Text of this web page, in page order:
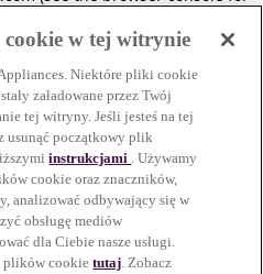
w tej witrynie
Niektóre pliki cookie
załadowane przez Twój
tej witryny. Jeśli jesteś na tej
usunąć początkowy plik
instrukcjami . Używamy
cookie oraz znaczników,
analizować odbywający się w
obsługę mediów
dla Ciebie nasze usługi.
plików cookietutaj. Zobacz